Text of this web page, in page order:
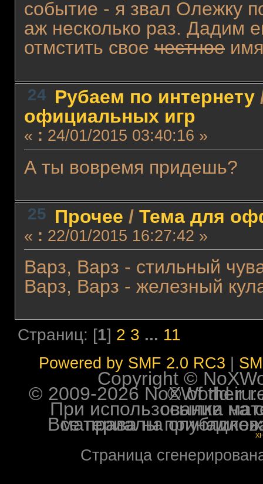
событие - я звал Олежку
аж несколько раз. Дадим
отмстить свое честное
24 Рубаем по интернету
официальных игр
« : 24/01/2015 03:40:16 »
А ты вовремя придешь?
25 Прочее / Тема для
« : 22/01/2015 16:27:42 »
Варз, Варз - стильный
Варз, Варз - железный
Страниц: [1] 2 3 ... 11
Powered by SMF 2.0 RC3
Copyright ©
© 2009-2026 NoXWorld.ru. All
При использовании
Все права на опубликованные на форуме
Страница